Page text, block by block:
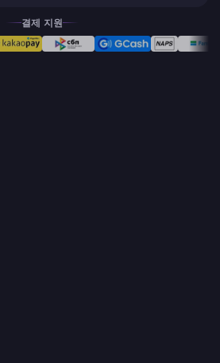
결제 지원